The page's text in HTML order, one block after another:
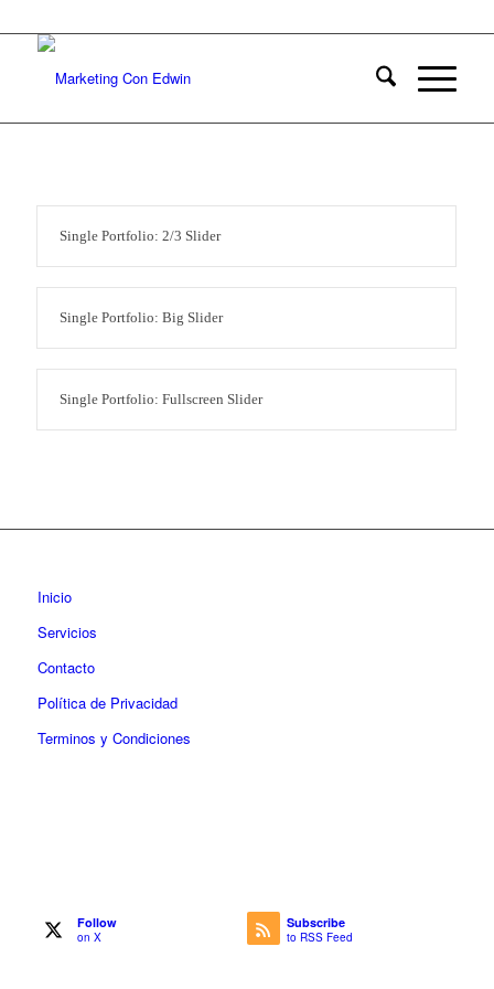
Single Portfolio: 2/3 Slider
Single Portfolio: Big Slider
Single Portfolio: Fullscreen Slider
Inicio
Servicios
Contacto
Política de Privacidad
Terminos y Condiciones
Follow
on X
Subscribe
to RSS Feed